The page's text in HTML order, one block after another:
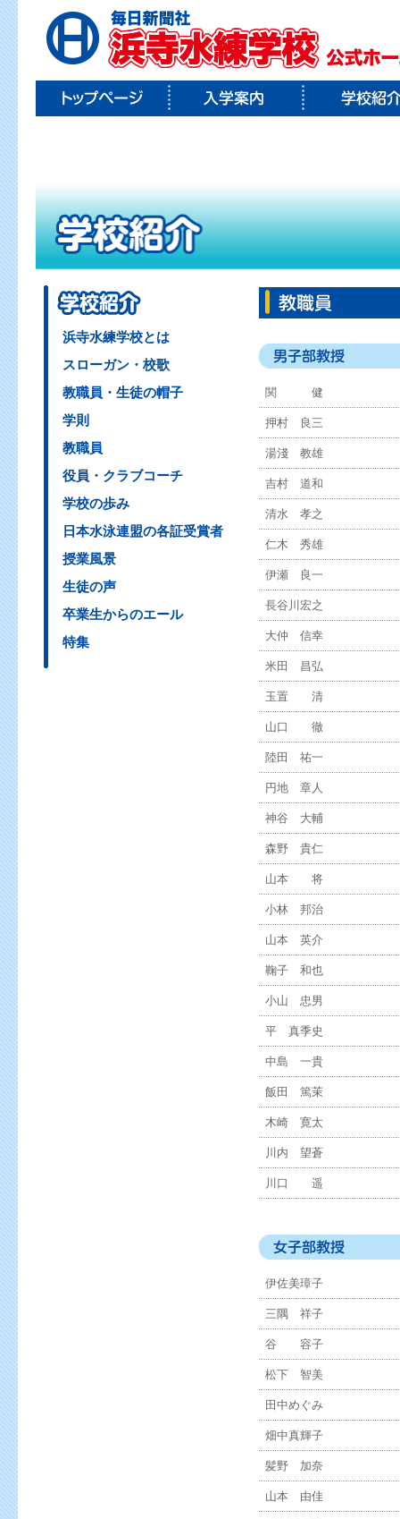
浜寺水練学校とは
スローガン・校歌
教職員・生徒の帽子
学則
教職員
役員・クラブコーチ
学校の歩み
日本水泳連盟の各証受賞者
授業風景
生徒の声
卒業生からのエール
特集
関 健
押村 良三
湯淺 教雄
吉村 道和
清水 孝之
仁木 秀雄
伊瀬 良一
長谷川宏之
大仲 信幸
米田 昌弘
玉置 清
山口 徹
陸田 祐一
円地 章人
神谷 大輔
森野 貴仁
山本 将
小林 邦治
山本 英介
鞠子 和也
小山 忠男
平 真季史
中島 一貴
飯田 篤茉
木崎 寛太
川内 望蒼
川口 遥
伊佐美璋子
三隅 祥子
谷 容子
松下 智美
田中めぐみ
畑中真輝子
髪野 加奈
山本 由佳